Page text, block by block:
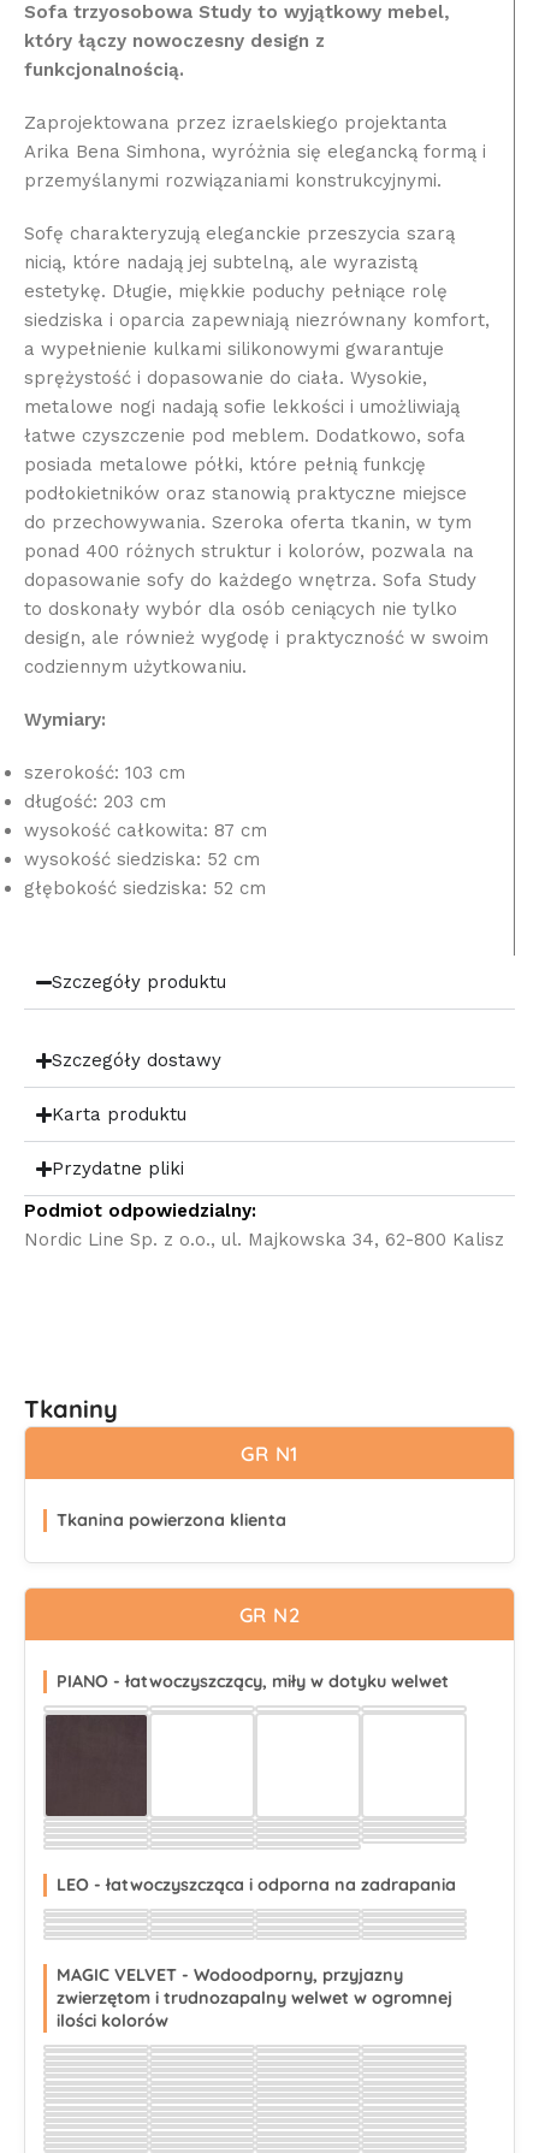
Sofa trzyosobowa Study to wyjątkowy mebel,
który łączy nowoczesny design z
funkcjonalnością.
Zaprojektowana przez izraelskiego projektanta
Arika Bena Simhona, wyróżnia się elegancką formą i
przemyślanymi rozwiązaniami konstrukcyjnymi.
Sofę charakteryzują eleganckie przeszycia szarą
nicią, które nadają jej subtelną, ale wyrazistą
estetykę. Długie, miękkie poduchy pełniące rolę
siedziska i oparcia zapewniają niezrównany komfort,
a wypełnienie kulkami silikonowymi gwarantuje
sprężystość i dopasowanie do ciała. Wysokie,
metalowe nogi nadają sofie lekkości i umożliwiają
łatwe czyszczenie pod meblem. Dodatkowo, sofa
posiada metalowe półki, które pełnią funkcję
podłokietników oraz stanowią praktyczne miejsce
do przechowywania. Szeroka oferta tkanin, w tym
ponad 400 różnych struktur i kolorów, pozwala na
dopasowanie sofy do każdego wnętrza. Sofa Study
to doskonały wybór dla osób ceniących nie tylko
design, ale również wygodę i praktyczność w swoim
codziennym użytkowaniu.
Wymiary:
szerokość: 103 cm
długość: 203 cm
wysokość całkowita: 87 cm
wysokość siedziska: 52 cm
głębokość siedziska: 52 cm
Szczegóły produktu
Szczegóły dostawy
Karta produktu
Przydatne pliki
Podmiot odpowiedzialny:
Nordic Line Sp. z o.o., ul. Majkowska 34, 62-800 Kalisz
Tkaniny
GR N1
Tkanina powierzona klienta
GR N2
PIANO - łatwoczyszczący, miły w dotyku welwet
Wybierz Wybierz Wybierz Wybierz
Wybierz Wybierz Wybierz Wybierz
Wybierz Wybierz Wybierz Wybierz
Wybierz Wybierz Wybierz Wybierz
Wybierz Wybierz Wybierz
LEO - łatwoczyszcząca i odporna na zadrapania
Wybierz Wybierz Wybierz Wybierz
Wybierz Wybierz Wybierz Wybierz
Wybierz Wybierz Wybierz Wybierz
Wybierz Wybierz Wybierz Wybierz
MAGIC VELVET - Wodoodporny, przyjazny
zwierzętom i trudnozapalny welwet w ogromnej
ilości kolorów
Wybierz Wybierz Wybierz Wybierz
Wybierz Wybierz Wybierz Wybierz
Wybierz Wybierz Wybierz Wybierz
Wybierz Wybierz Wybierz Wybierz
Wybierz Wybierz Wybierz Wybierz
Wybierz Wybierz Wybierz Wybierz
Wybierz Wybierz Wybierz Wybierz
Wybierz Wybierz Wybierz Wybierz
Wybierz Wybierz Wybierz Wybierz
Wybierz Wybierz Wybierz Wybierz
Wybierz Wybierz Wybierz Wybierz
Wybierz Wybierz Wybierz Wybierz
Wybierz Wybierz Wybierz Wybierz
Wybierz Wybierz Wybierz Wybierz